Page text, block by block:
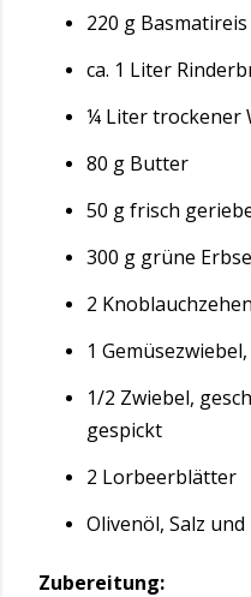
220 g
ca. 1 Liter
¼ Liter trockener
80 g Butter
50 g frisch
300 g grüne
2
1
1/2 Zwiebel,
gespickt
2 Lorbeerblätter
Olivenöl, Salz
Zubereitung: